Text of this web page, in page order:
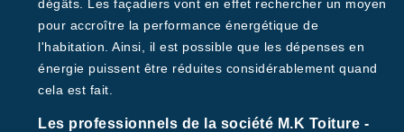
dégâts. Les façadiers vont en effet rechercher un moyen
pour accroître la performance énergétique de
l'habitation. Ainsi, il est possible que les dépenses en
énergie puissent être réduites considérablement quand
cela est fait.
Les professionnels de la société M.K Toiture -